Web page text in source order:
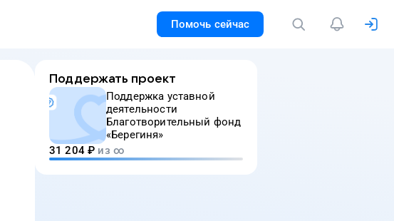
Помочь сейчас
Поддержать проект
Поддержка уставной
деятельности
Благотворительный фонд
«Берегиня»
31 204 ₽ из ∞